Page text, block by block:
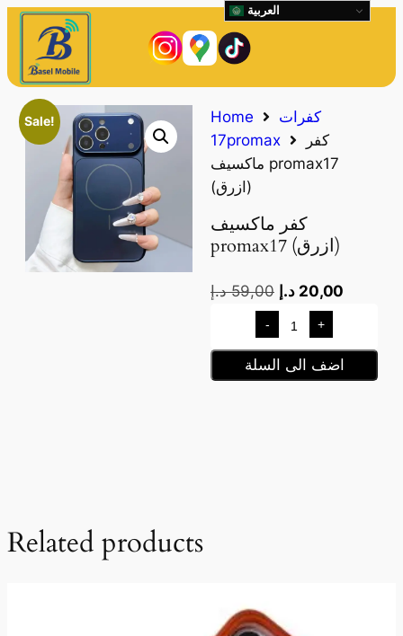
Sale! Home
كفرات
17promax
كفر
ماكسيف promax17
(ازرق)
كفر ماكسيف
promax17 (ازرق)
59,00 د.إ 20,00 د.إ
- +
اضف الى السلة
Related products
العربية